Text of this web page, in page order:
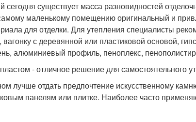
сегодня существует масса разновидностей
маленькому помещению оригинальный и
для отделки. Для утепления специалисты
с деревянной или пластиковой основой,
алюминиевый профиль, пеноплекс,
- отличное решение для самостоятельного
лучше отдать предпочтение искусственному
панелям или плитке. Наиболее часто